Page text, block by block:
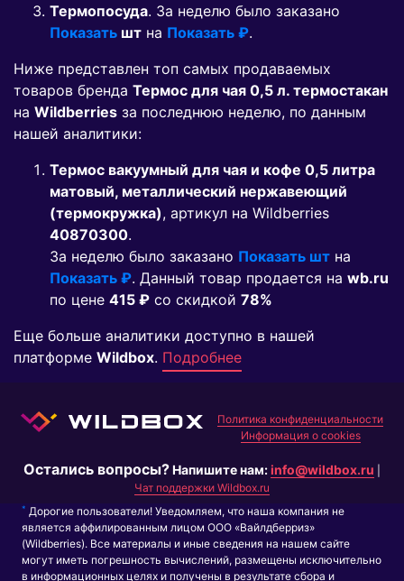
Термопосуда. За неделю было заказано
Показать шт на Показать ₽.
Ниже представлен топ самых продаваемых
товаров бренда Термос для чая 0,5 л. термостакан
на Wildberries за последнюю неделю, по данным
нашей аналитики:
Термос вакуумный для чая и кофе 0,5 литра
матовый, металлический нержавеющий
(термокружка), артикул на Wildberries
40870300.
За неделю было заказано Показать шт на
Показать ₽. Данный товар продается на wb.ru
по цене 415 ₽ co скидкой 78%
Еще больше аналитики доступно в нашей
платформе Wildbox. Подробнее
Политика конфиденциальности
Информация о cookies
Остались вопросы?Напишите нам:info@wildbox.ru
Чат поддержки Wildbox.ru
* Дорогие пользователи! Уведомляем, что наша компания не
является аффилированным лицом ООО «Вайлдберриз»
(Wildberries). Все материалы и иные сведения на нашем сайте
могут иметь погрешность вычислений, размещены исключительно
в информационных целях и получены в результате сбора и